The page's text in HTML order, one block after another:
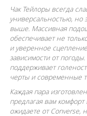
Чак Тейлоры всегда
универсальностью, но
выше. Массивная
обеспечивает не
и уверенное
зависимости от
поддерживает
черты и современные
Каждая пара
предлагая вам
ожидаете от Converse,